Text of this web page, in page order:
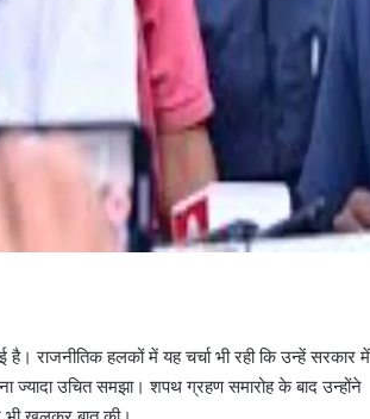
है। राजनीतिक हलकों में यह चर्चा भी रही कि उन्हें सरकार में
ज्यादा उचित समझा। शपथ ग्रहण समारोह के बाद उन्होंने